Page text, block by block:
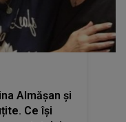
Almășan și
Ce își